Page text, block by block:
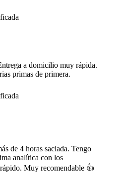
a domicilio muy rápida.
primas de primera.
de 4 horas saciada. Tengo
analítica con los
Muy recomendable 👍